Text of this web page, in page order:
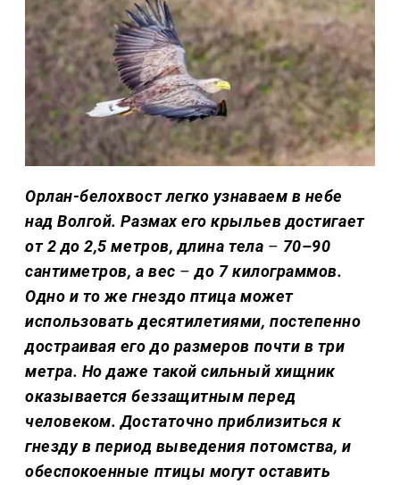
Орлан-белохвост легко узнаваем в небе
над Волгой. Размах его крыльев достигает
от 2 до 2,5 метров, длина тела – 70–90
сантиметров, а вес – до 7 килограммов.
Одно и то же гнездо птица может
использовать десятилетиями, постепенно
достраивая его до размеров почти в три
метра. Но даже такой сильный хищник
оказывается беззащитным перед
человеком. Достаточно приблизиться к
гнезду в период выведения потомства, и
обеспокоенные птицы могут оставить